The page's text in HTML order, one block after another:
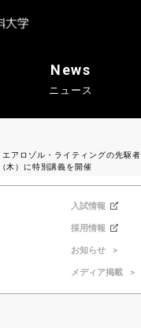
News
ニュース
アロゾル・ライティングの先駆
木）に特別講義を開催
入試情報
採用情報
お知らせ
メディア掲載